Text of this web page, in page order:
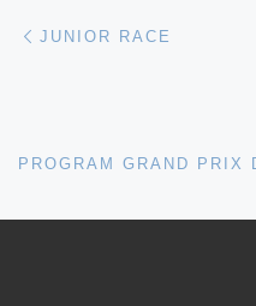
Nawigacja wpisu
JUNIOR RACE